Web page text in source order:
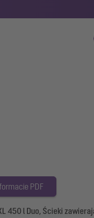
PDF
450 l Duo, Ścieki